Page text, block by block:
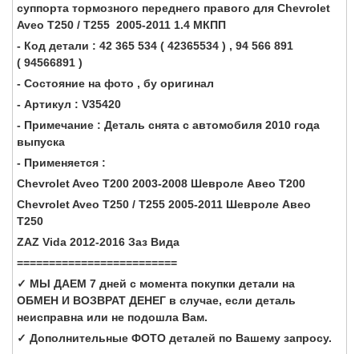
суппорта тормозного переднего правого для Chevrolet
Aveo T250 / T255 2005-2011 1.4 МКПП
- Код детали : 42 365 534 ( 42365534 ) , 94 566 891
( 94566891 )
- Состояние на фото , бу оригинал
- Артикул : V35420
- Примечание : Деталь снята с автомобиля 2010 года
выпуска
- Применяется :
Chevrolet Aveo T200 2003-2008 Шевроле Авео Т200
Chevrolet Aveo T250 / T255 2005-2011 Шевроле Авео
Т250
ZAZ Vida 2012-2016 Заз Вида
=========================
✓ МЫ ДАЕМ 7 дней с момента покупки детали на
ОБМЕН И ВОЗВРАТ ДЕНЕГ в случае, если деталь
неисправна или не подошла Вам.
✓ Дополнительные ФОТО деталей по Вашему запросу.